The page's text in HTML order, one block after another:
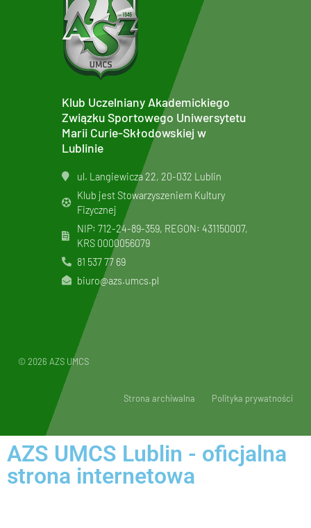
Klub Uczelniany Akademickiego
Związku Sportowego Uniwersytetu
Marii Curie-Skłodowskiej w
Lublinie
ul. Langiewicza 22, 20-032 Lublin
Klub jest Stowarzyszeniem Kultury
Fizycznej
NIP: 712-24-89-359, REGON: 431150007,
KRS 0000056079
81 537 77 69
biuro@azs.umcs.pl
© 2026 AZS UMCS
Strona archiwalna Polityka prywatności
AZS UMCS Lublin - oficjalna
strona internetowa